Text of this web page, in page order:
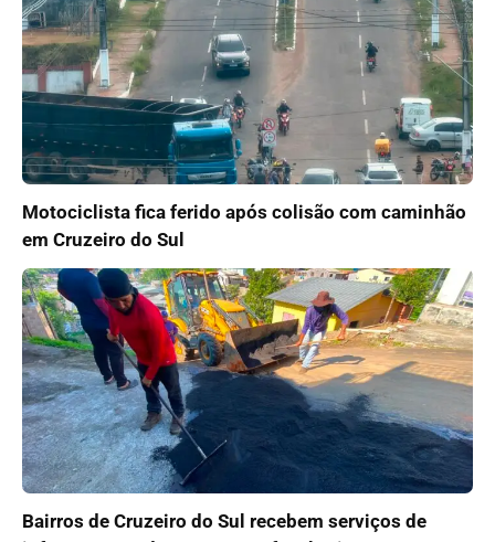
Motociclista fica ferido após colisão com caminhão
em Cruzeiro do Sul
Bairros de Cruzeiro do Sul recebem serviços de